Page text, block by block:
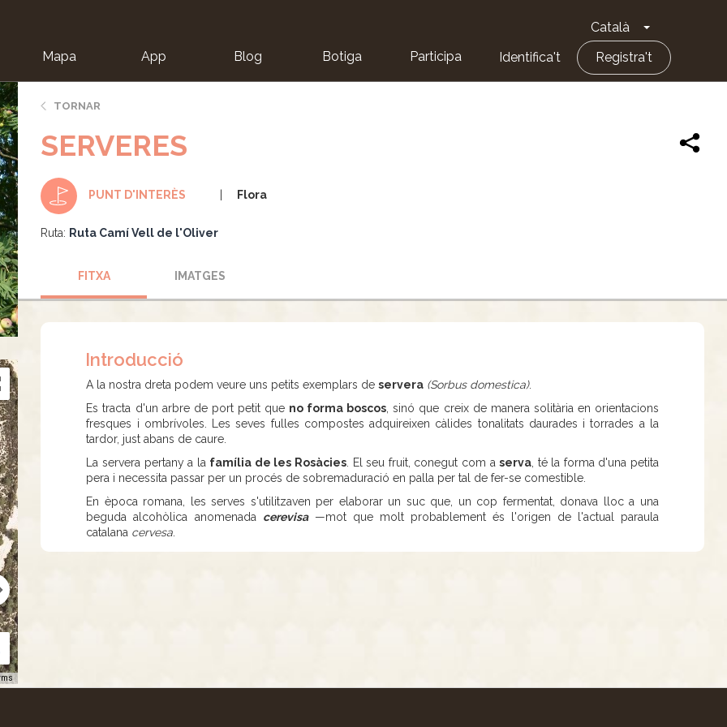
Català Toggle
Mapa App Blog Botiga Participa Identifica't Registra't
TORNAR
SERVERES
PUNT D'INTERÈS Flora
Ruta: Ruta Camí Vell de l'Oliver
FITXA IMATGES
Introducció
A la nostra dreta podem veure uns petits exemplars deservera (Sorbus domestica).
Es tracta d'un arbre de port petit que no forma boscos , sinó que creix de manera solitària en orientacions
fresques i ombrívoles. Les seves fulles compostes adquireixen càlides tonalitats daurades i torrades a la
tardor, just abans de caure.
La servera pertany a la família de les Rosàcies . El seu fruit, conegut com aserva , té la forma d'una petita
pera i necessita passar per un procés de sobremaduració en palla per tal de fer-se comestible.
En època romana, les serves s'utilitzaven per elaborar un suc que, un cop fermentat, donava lloc a una
beguda alcohòlica anomenada cerevisa—mot que molt probablement és l'origen de l'actual paraula
catalana cervesa